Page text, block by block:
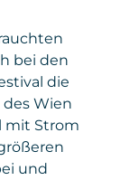
bei den
die
Wien
mit Strom
und